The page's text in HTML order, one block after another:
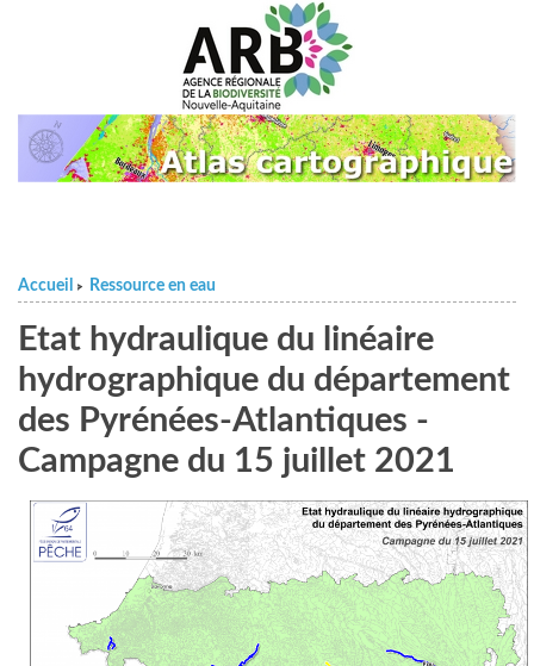
Accueil > Ressource en eau
Etat hydraulique du linéaire
hydrographique du département
des Pyrénées-Atlantiques -
Campagne du 15 juillet 2021